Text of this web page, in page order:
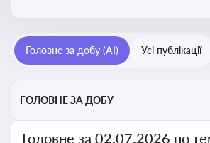
права як боржника, так і кредиторів
Головне за добу (AI) Усі публікації
ГОЛОВНЕ ЗА ДОБУ
Головне за 02.07.2026 по